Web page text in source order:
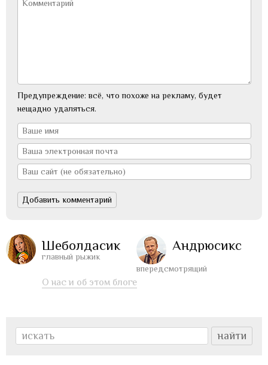
Предупреждение: всё, что похоже на рекламу, будет
нещадно удаляться.
Шеболдасик
главный рыжик
Андрюсикс
впередсмотрящий
О нас и об этом блоге